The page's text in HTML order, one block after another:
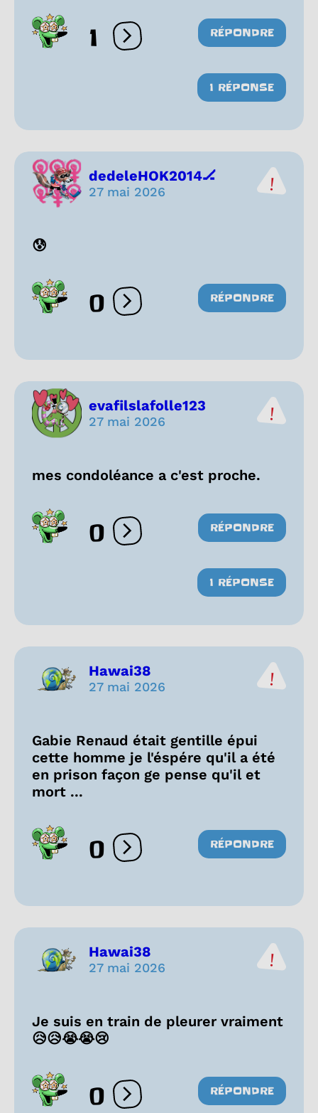
1 Ouvrir les réactions
RÉPONDRE
1 RÉPONSE
dedeleHOK2014🏒
27 mai 2026
😰
0 Ouvrir les réactions
RÉPONDRE
evafilslafolle123
27 mai 2026
mes condoléance a c'est proche.
0 Ouvrir les réactions
RÉPONDRE
1 RÉPONSE
Hawai38
27 mai 2026
Gabie Renaud était gentille épui
cette homme je l'éspére qu'il a été
en prison façon ge pense qu'il et
mort ...
0 Ouvrir les réactions
RÉPONDRE
Hawai38
27 mai 2026
Je suis en train de pleurer vraiment
😥😥😭😭😢
0 Ouvrir les réactions
RÉPONDRE